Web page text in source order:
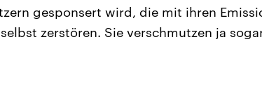
gesponsert wird, die mit ihren
zerstören. Sie verschmutzen ja